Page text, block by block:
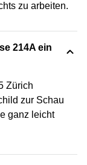
zu arbeiten.
214A ein
Zürich
zur Schau
ganz leicht